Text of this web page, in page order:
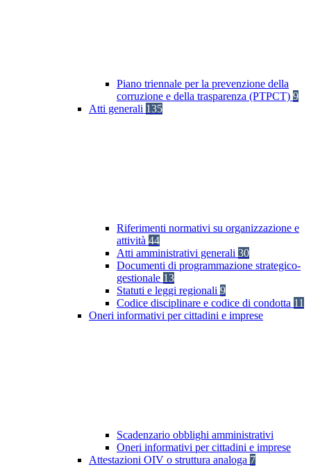
Piano triennale per la prevenzione della
corruzione e della trasparenza (PTPCT) 9
Atti generali 135
Riferimenti normativi su organizzazione e
attività 44
Atti amministrativi generali 30
Documenti di programmazione strategico-
gestionale 13
Statuti e leggi regionali 9
Codice disciplinare e codice di condotta 11
Oneri informativi per cittadini e imprese
Scadenzario obblighi amministrativi
Oneri informativi per cittadini e imprese
Attestazioni OIV o struttura analoga 7